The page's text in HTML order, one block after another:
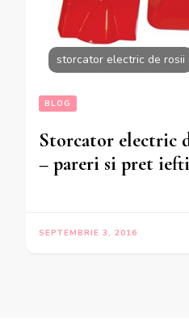
storcator electric de rosii
BLOG
Storcator electric
– pareri si pret
SEPTEMBRIE 3, 2016